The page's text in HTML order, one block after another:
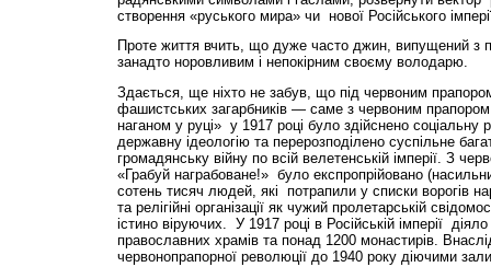
створення «руського мира» чи нової Російського
Проте життя вчить, що дуже часто джин, випущений з
занадто норовливим і непокірним своєму володарю.
Здається, ще ніхто не забув, що під червоним
фашистських загарбників — саме з червоним прапором,
наганом у руці» у 1917 році було здійснено соціальну
державну ідеологію та перерозподілено суспільне
громадянську війну по всій велетенській імперії. З
«Грабуй награбоване!» було експропрійовано
сотень тисяч людей, які потрапили у списки ворогів
та релігійні організації як чужий пролетарській
істино віруючих. У 1917 році в Російській імперії
православних храмів та понад 1200 монастирів.
червонопрапорної революції до 1940 року діючими